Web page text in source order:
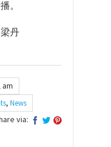
。
丹
am
, News
via: